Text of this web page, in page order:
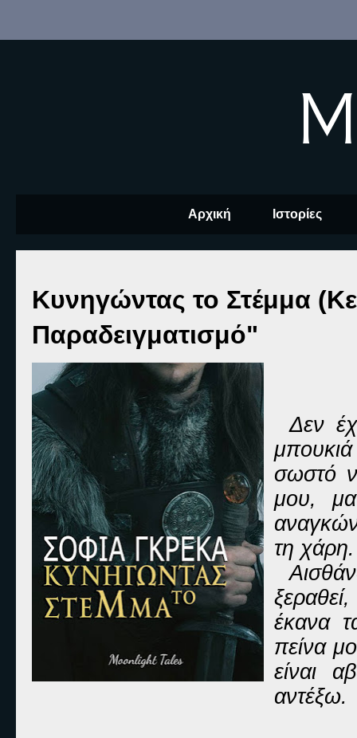
Αρχική Ιστορίες
Κυνηγώντας το Στέμμα
Παραδειγματισμό"
Δεν
σωστό
μου,
τη χάρη.
έκανα
πείνα
είναι
αντέξω.